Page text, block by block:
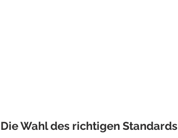
Die Wahl des richtigen Standards